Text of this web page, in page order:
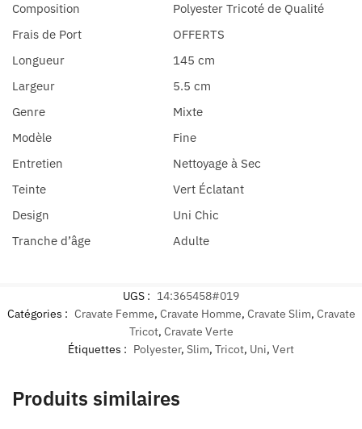
Composition
Polyester Tricoté de Qualité
Frais de Port
OFFERTS
Longueur
145 cm
Largeur
5.5 cm
Genre
Mixte
Modèle
Fine
Entretien
Nettoyage à Sec
Teinte
Vert Éclatant
Design
Uni Chic
Tranche d’âge
Adulte
UGS : 14:365458#019
Catégories : Cravate Femme, Cravate Homme, Cravate Slim, Cravate
Tricot, Cravate Verte
Étiquettes : Polyester, Slim, Tricot, Uni, Vert
Produits similaires